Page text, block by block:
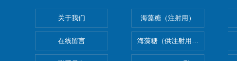
关于我们
在线留言
海藻糖（注射用）
海藻糖（供注射用）（无菌）